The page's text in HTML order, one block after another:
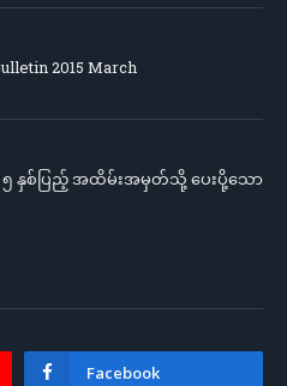
2015 March
း ၅ နှစ်ပြည့် အထိမ်းအမှတ်သို့ ပေးပို့သော
Facebook